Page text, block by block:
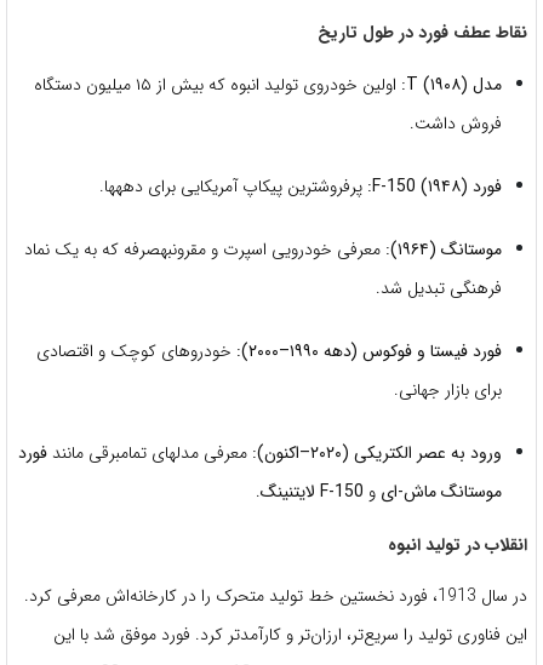
نقاط عطف فورد در طول تاریخ
مدل T (۱۹۰۸):
اولین خودروی تولید انبوه که بیش از ۱۵ میلیون دستگاه
فروش داشت.
فورد F-150 (۱۹۴۸): پرفروشترین پیکاپ آمریکایی برای دههها.
موستانگ (۱۹۶۴):
معرفی خودرویی اسپرت و مقرونبهصرفه که به یک نماد
فرهنگی تبدیل شد.
فورد فیستا و فوکوس (دهه ۱۹۹۰–۲۰۰۰):
خودروهای کوچک و اقتصادی
برای بازار جهانی.
ورود به عصر الکتریکی (۲۰۲۰–اکنون): معرفی مدلهای تمامبرقی مانند فورد
موستانگ ماش-ای و F-150 لایتنینگ
.
انقلاب در تولید انبوه
در سال 1913، فورد نخستین خط تولید متحرک را در کارخانه‌اش معرفی کرد.
این فناوری تولید را سریع‌تر، ارزان‌تر و کارآمدتر کرد. فورد موفق شد با این